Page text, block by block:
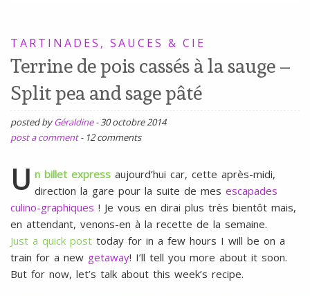
SANS
GLUTEN,
SANS
LAIT,
SANS
SOJA,
SANS
TARTINADES, SAUCES & CIE
Terrine de pois cassés à la sauge –
Split pea and sage pâté
posted byGéraldine -30 octobre 2014
post a comment - 12 comments
U n billet express aujourd’hui car, cette après-midi,
direction la gare pour la suite de mes escapades
culino-graphiques ! Je vous en dirai plus très bientôt mais,
en attendant, venons-en à la recette de la semaine.
Just a quick post today for in a few hours I will be on a
train for a new getaway! I’ll tell you more about it soon.
But for now, let’s talk about this week’s recipe.